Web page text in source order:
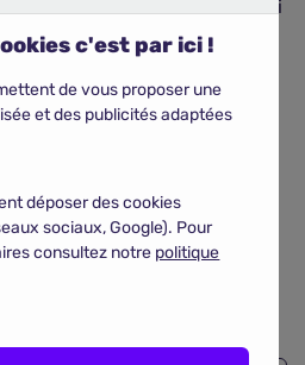
Jeux olympiques qui
installée au cœur du
des soins gratuits aux
privés, cette initiative a
parmi les sportifs,
c'est par ici !
de vous proposer une
et des publicités adaptées
déposer des cookies
sociaux, Google). Pour
consultez notre politique